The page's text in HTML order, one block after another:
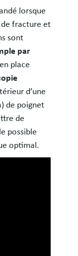
lorsque
de fracture et
sont
par
place
d’une
de poignet
de
possible
optimal.